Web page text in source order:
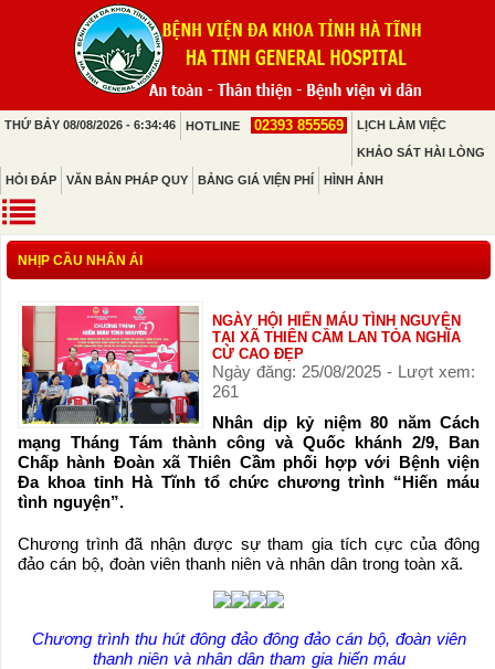
THỨ BẢY 08/08/2026 - 6:34:46 HOTLINE 02393 855569 LỊCH LÀM VIỆC
KHẢO SÁT HÀI LÒNG
HỎI ĐÁP VĂN BẢN PHÁP QUY BẢNG GIÁ VIỆN PHÍ HÌNH ẢNH
NHỊP CẦU NHÂN ÁI
NGÀY HỘI HIẾN MÁU TÌNH NGUYỆN
TẠI XÃ THIÊN CẦM LAN TỎA NGHĨA
CỬ CAO ĐẸP
Ngày đăng: 25/08/2025 - Lượt xem:
261
Nhân dịp kỷ niệm 80 năm Cách
mạng Tháng Tám thành công và Quốc khánh 2/9, Ban
Chấp hành Đoàn xã Thiên Cầm phối hợp với Bệnh viện
Đa khoa tỉnh Hà Tĩnh tổ chức chương trình “Hiến máu
tình nguyện”.
Chương trình đã nhận được sự tham gia tích cực của đông
đảo cán bộ, đoàn viên thanh niên và nhân dân trong toàn xã.
Chương trình thu hút đông đảo đông đảo cán bộ, đoàn viên
thanh niên và nhân dân tham gia hiến máu